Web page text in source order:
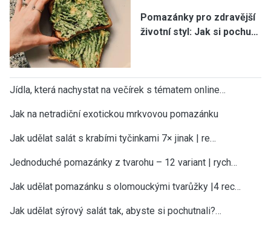
Pomazánky pro zdravější
životní styl: Jak si pochu…
Jídla, která nachystat na večírek s tématem online…
Jak na netradiční exotickou mrkvovou pomazánku
Jak udělat salát s krabími tyčinkami 7× jinak | re…
Jednoduché pomazánky z tvarohu – 12 variant | rych…
Jak udělat pomazánku s olomouckými tvarůžky |4 rec…
Jak udělat sýrový salát tak, abyste si pochutnali?…